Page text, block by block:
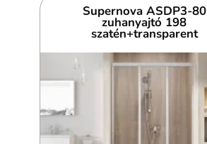
Supernova ASDP3-80
zuhanyajtó 198
szatén+transparent